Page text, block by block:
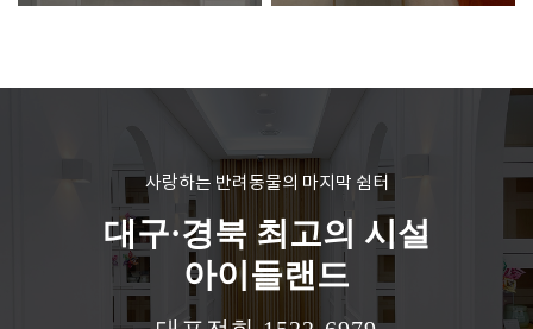
사랑하는 반려동물의 마지막 쉼터
대구·경북 최고의 시설
아이들랜드